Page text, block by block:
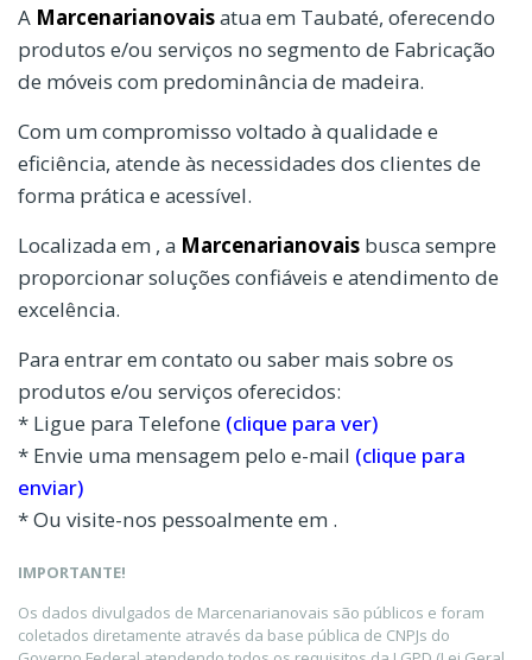
A Marcenarianovaisatua em Taubaté, oferecendo
produtos e/ou serviços no segmento de Fabricação
de móveis com predominância de madeira.
Com um compromisso voltado à qualidade e
eficiência, atende às necessidades dos clientes de
forma prática e acessível.
Localizada em , a Marcenarianovais busca sempre
proporcionar soluções confiáveis e atendimento de
excelência.
Para entrar em contato ou saber mais sobre os
produtos e/ou serviços oferecidos:
* Ligue para Telefone (clique para ver)
* Envie uma mensagem pelo e-mail (clique para
enviar)
* Ou visite-nos pessoalmente em .
IMPORTANTE!
Os dados divulgados de Marcenarianovais são públicos e foram
coletados diretamente através da base pública de CNPJs do